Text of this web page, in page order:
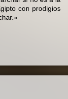
con prodigios